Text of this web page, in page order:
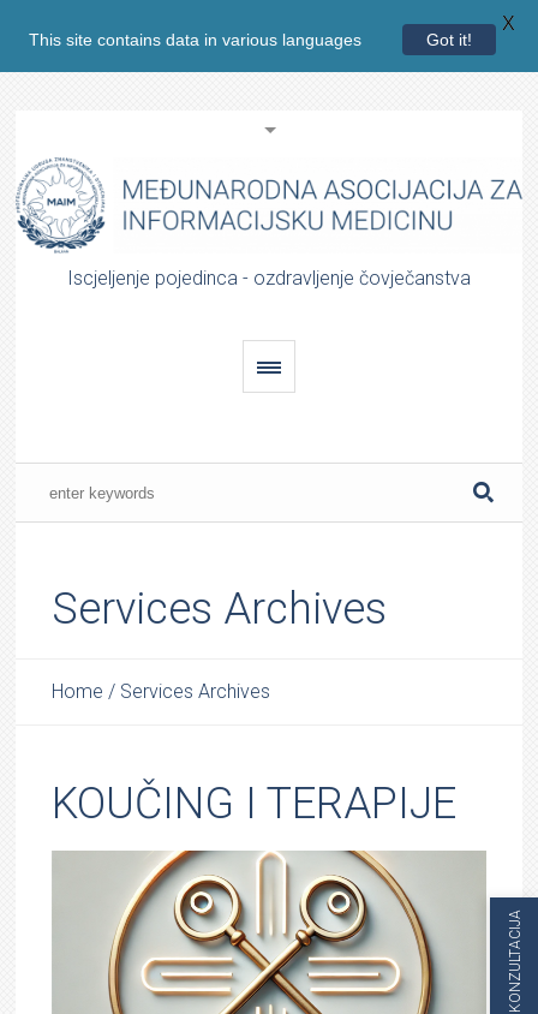
Iscjeljenje pojedinca - ozdravljenje čovječanstva
Services Archives
Home / Services Archives
KOUČING I TERAPIJE
KONZULTACIJA
This site contains data in various languages Got it!
X